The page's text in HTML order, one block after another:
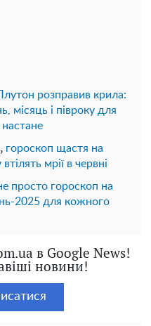
розправив крила:
місяць і півроку для
настане
гороскоп щастя на
мрії в червні
просто гороскоп на
2025 для кожного
в Google News!
новини!